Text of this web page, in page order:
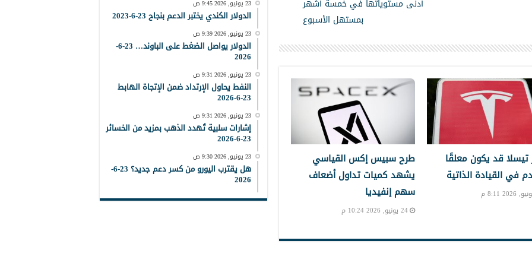
أدنى مستوياتها في خمسة أشهر
بمستهل الأسبوع
قد يكون معلقًا
في القيادة الذاتية
طرح سبيس إكس القياسي
يشهد كميات تداول أضعاف
سهم إنفيديا
24 يونيو, 2026 10:24 م
23 يونيو, 2026 9:45 ص
الدولار الكندي يختبر الدعم بنجاح 23-6-2023
23 يونيو, 2026 9:39 ص
الدولار يواصل الضغط على الباوند… 23-6-
2026
23 يونيو, 2026 9:31 ص
النفط يحاول الإرتداد ضمن الإتجاة الهابط
23-6-2026
23 يونيو, 2026 9:31 ص
إشارات سلبية تُهدد الذهب بمزيد من الخسائر
23-6-2026
23 يونيو, 2026 9:30 ص
هل يقترب اليورو من كسر دعم جديد؟ 23-6-
2026